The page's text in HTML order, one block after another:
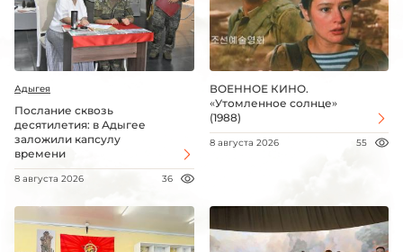
Адыгея
Послание сквозь
десятилетия: в Адыгее
заложили капсулу
времени
8 августа 2026 36
ВОЕННОЕ КИНО.
«Утомленное солнце»
(1988)
8 августа 2026 55